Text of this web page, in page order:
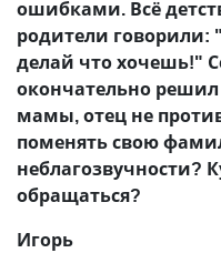
ошибками. Всё
родители говорили:
делай что хочешь!"
окончательно
мамы, отец не
поменять свою
неблагозвучности?
обращаться?
Игорь